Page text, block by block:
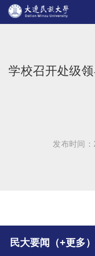
学校召开处级
发布时间
民大要闻（+更多）